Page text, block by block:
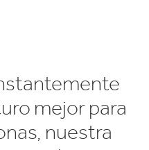
mejor para
nuestra